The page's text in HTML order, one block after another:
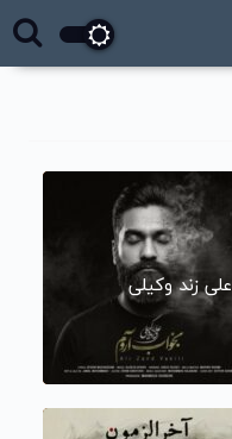
علی زند وکیلی